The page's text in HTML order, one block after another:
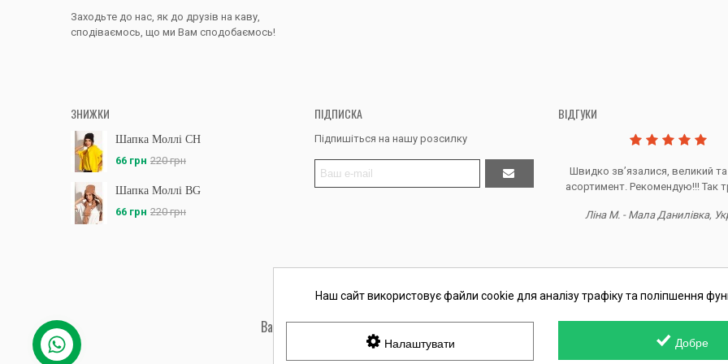
Заходьте до нас, як до друзів на каву,
сподіваємось, що ми Вам сподобаємось!
ЗНИЖКИ
Шапка Моллі CH
66 грн 220 грн
Шапка Моллі BG
66 грн 220 грн
ПІДПИСКА
Підпишіться на нашу розсилку
ВІДГУКИ
Дякую за все, продавець супер.
Швидко звʼязалися, великий та
асортимент. Рекомендую!!! Так
Ліна М. - Мала Данилівка,
Вас обслуговує: ФОП Косташ С.І., номер запису в ЄДР 2 673 000 0000 057597 від
Наш сайт використовує файли cookie для аналізу трафіку та поліпшення
Добре
Налаштувати